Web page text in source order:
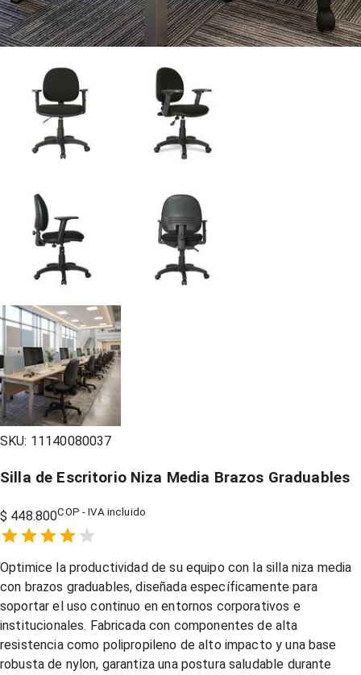
SKU: 11140080037
Silla de Escritorio Niza Media Brazos Graduables
$ 448.800COP - IVA incluido
1 Star,
2 Stars,
3 Stars,
4 Stars,
5 Stars,
Optimice la productividad de su equipo con la silla niza media
con brazos graduables, diseñada específicamente para
soportar el uso continuo en entornos corporativos e
institucionales. Fabricada con componentes de alta
resistencia como polipropileno de alto impacto y una base
robusta de nylon, garantiza una postura saludable durante